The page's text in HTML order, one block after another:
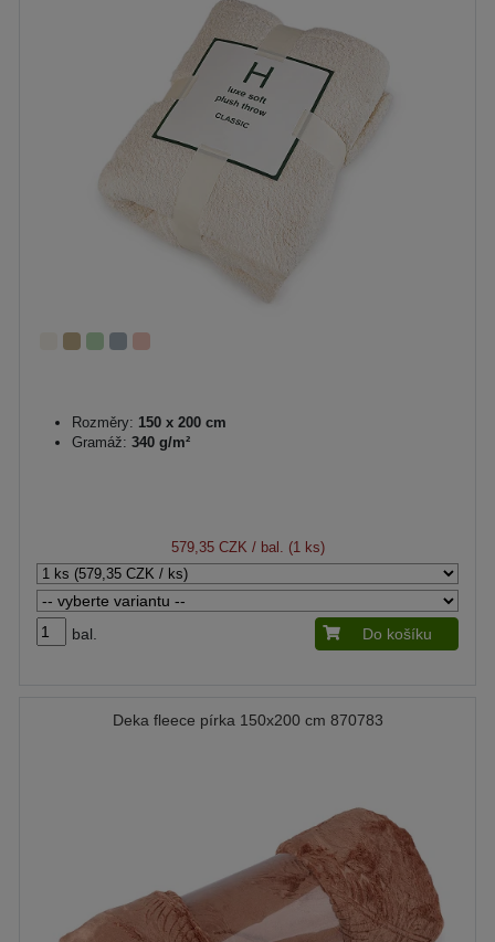
Rozměry: 150 x 200 cm
Gramáž: 340 g/m²
579,35 CZK / bal. (1 ks)
bal. Do košíku
Deka fleece pírka 150x200 cm 870783